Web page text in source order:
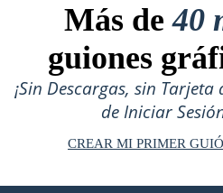
Más de40
guiones
¡Sin Descargas, sin
de Iniciar
CREAR MI PRIMER